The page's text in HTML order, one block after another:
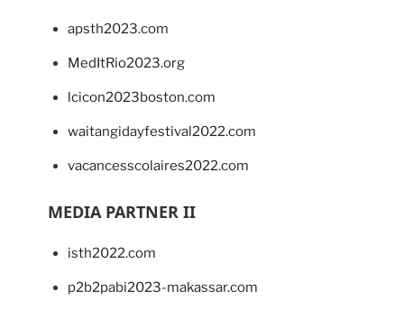
apsth2023.com
MedItRio2023.org
lcicon2023boston.com
waitangidayfestival2022.com
vacancesscolaires2022.com
MEDIA PARTNER II
isth2022.com
p2b2pabi2023-makassar.com